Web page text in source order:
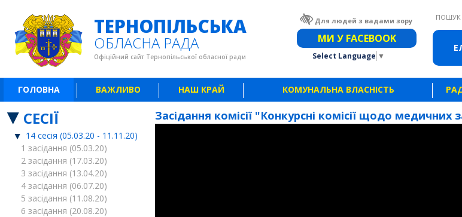
ТЕРНОПІЛЬСЬКА
ОБЛАСНА РАДА
Офіційний сайт Тернопільської обласної ради
Для людей з вадами зору
МИ У FACEBOOK
Select Language ▼
ПОШУК
ГОЛОВНА ВАЖЛИВО НАШ КРАЙ КОМУНАЛЬНА ВЛАСНІСТЬ
СЕСІЇ
14 сесія (05.03.20 - 11.11.20)
1 засідання (05.03.20)
2 засідання (17.03.20)
3 засідання (13.04.20)
4 засідання (06.07.20)
5 засідання (11.08.20)
6 засідання (20.08.20)
Засідання комісії "Конкурсні комісії щодо медичних